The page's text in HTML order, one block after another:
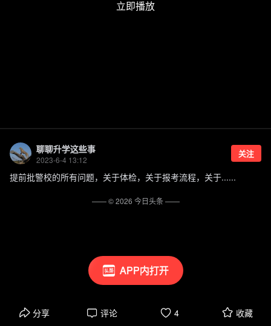
APP内打开
聊聊升学这些事
2023-6-4 13:12
关注
提前批警校的所有问题，关于体检，关于报考流程，关于......
分享 评论 4 收藏
—— ©2026 今日头条——